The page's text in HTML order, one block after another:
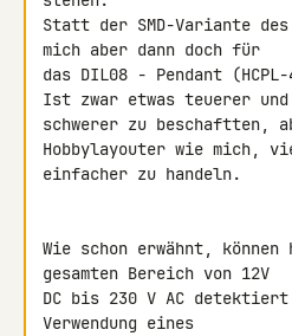
Statt der SMD-Variante
mich aber dann doch für
das DIL08 - Pendant
Ist zwar etwas teuerer und
schwerer zu beschaftten,
Hobbylayouter wie mich,
einfacher zu handeln.
Wie schon erwähnt, können
gesamten Bereich von 12V
DC bis 230 V AC
Verwendung eines